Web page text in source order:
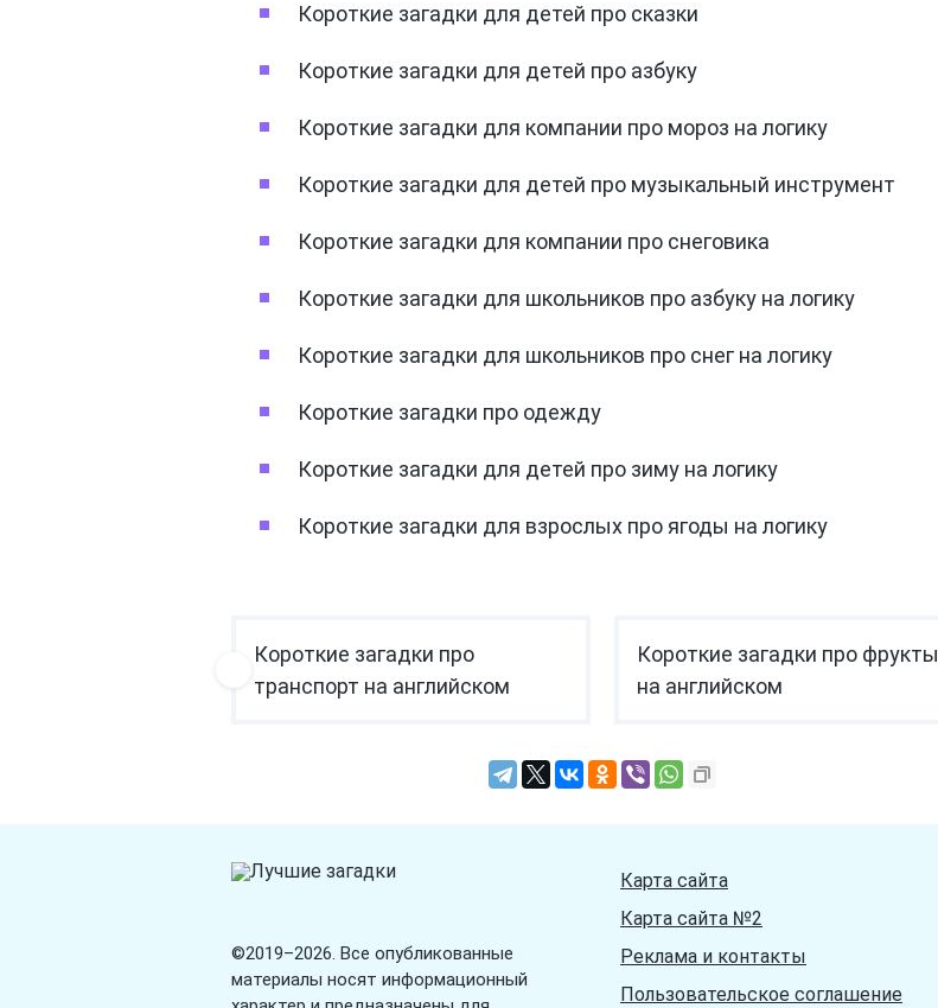
Короткие загадки для детей про сказки
Короткие загадки для детей про азбуку
Короткие загадки для компании про мороз на логику
Короткие загадки для детей про музыкальный инструмент
Короткие загадки для компании про снеговика
Короткие загадки для школьников про азбуку на логику
Короткие загадки для школьников про снег на логику
Короткие загадки про одежду
Короткие загадки для детей про зиму на логику
Короткие загадки для взрослых про ягоды на логику
Короткие загадки про
транспорт на английском
Короткие загадки про фрукты
на английском
©2019–2026. Все опубликованные
материалы носят информационный
Карта сайта
Карта сайта №2
Реклама и контакты
Пользовательское соглашение